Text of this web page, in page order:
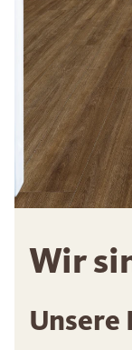
Wir